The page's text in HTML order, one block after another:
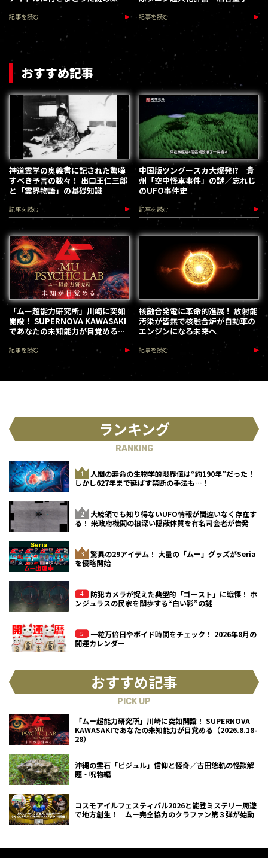
記事を読む 記事を読む
おすすめ記事
神道霊学の奥義書に記された驚嘆
すべき予言の数々！ 出口王仁三郎
と「霊界物語」の基礎知識
記事を読む
中国版ツングースカ大爆発!? 貴
州「空中怪車事件」の謎／忘れじ
のUFO事件史
記事を読む
「ムー超能力研究所」川崎に突如
開設！ SUPERNOVA KAWASAKI
であなたの未知能力が目覚める
（2026.8.18-28）
記事を読む
核融合発電に革命的進展！ 放射能
汚染が皆無で核融合炉が自動車の
エンジンになる未来へ
記事を読む
ランキング
RANKING
人間の寿命の生物学的限界値は“約190年”だった！
しかし627年まで延ばす禁断の手法も…！
大統領でも知り得ないUFO情報が間違いなく存在す
る！ 米政府機関の根深い隠蔽体質を有名司会者が告発
驚異の29アイテム！ 大量の「ムー」グッズがSeria
を侵略開始
防犯カメラが捉えた典型的「ゴースト」に戦慄！ ホ
ンジュラスの民家を闊歩する“白い影”の謎
一粒万倍日やボイド時間をチェック！ 2026年8月の
開運カレンダー
おすすめ記事
PICK UP
「ムー超能力研究所」川崎に突如開設！ SUPERNOVA
KAWASAKIであなたの未知能力が目覚める（2026.8.18-
28）
沖縄の霊石「ビジュル」信仰と怪奇／吉田悠軌の怪談解
題・呪物編
コスモアイルフェスティバル2026と能登ミステリー周遊
で地方創生！ ムー完全協力のクラファン第３弾が始動